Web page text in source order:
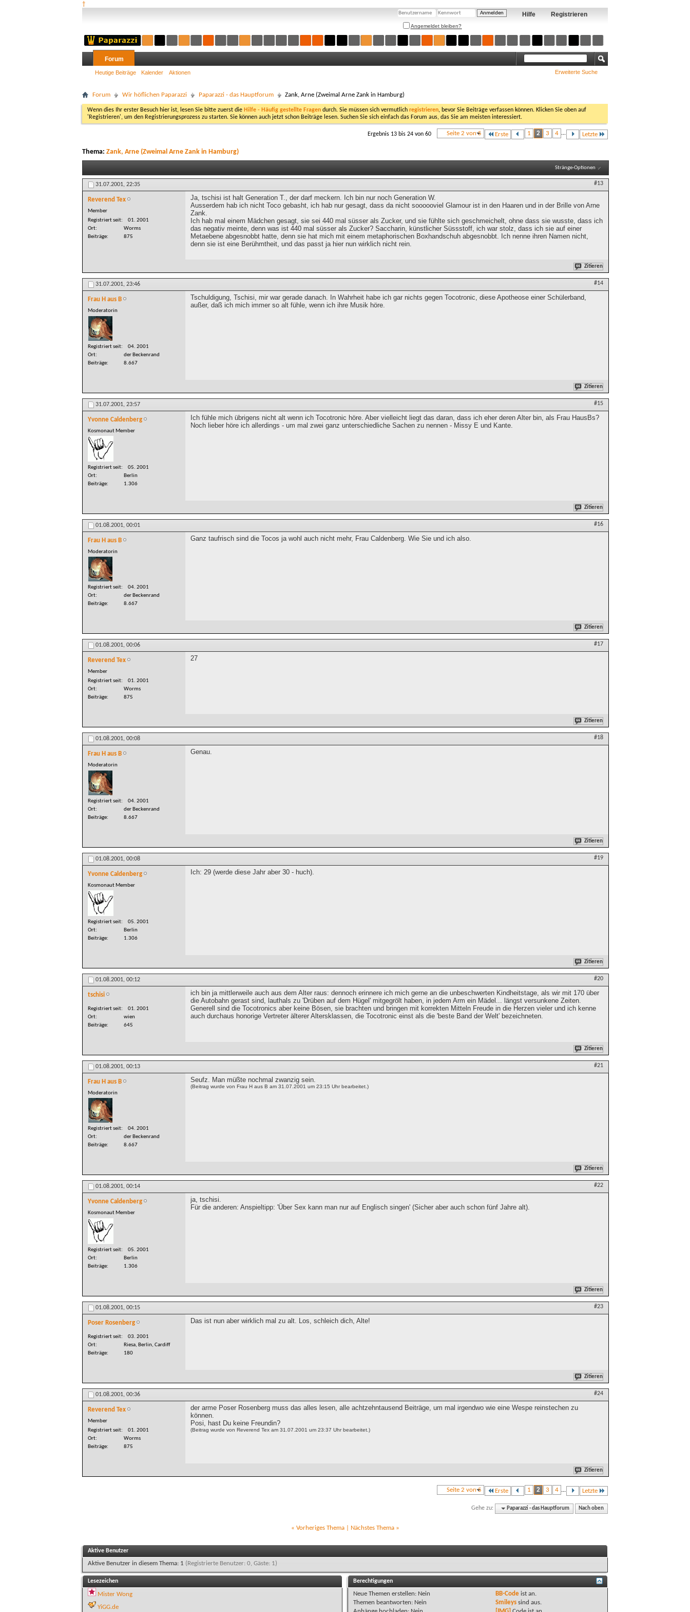
†
Registrieren
Hilfe
Angemeldet bleiben?
Forum
Heutige Beiträge Kalender Aktionen Erweiterte Suche
Forum Wir höflichen Paparazzi Paparazzi - das Hauptforum Zank, Arne (Zweimal Arne Zank in Hamburg)
Wenn dies Ihr erster Besuch hier ist, lesen Sie bitte zuerst die Hilfe - Häufig gestellte Fragen durch. Sie müssen sich vermutlich registrieren, bevor Sie Beiträge verfassen können. Klicken Sie oben auf
'Registrieren', um den Registrierungsprozess zu starten. Sie können auch jetzt schon Beiträge lesen. Suchen Sie sich einfach das Forum aus, das Sie am meisten interessiert.
Seite 2 von 5 Erste 1 2 3 4 ... Letzte
Ergebnis 13 bis 24 von 60
Thema: Zank, Arne (Zweimal Arne Zank in Hamburg)
Stränge-Optionen
31.07.2001, 22:35 #13
Reverend Tex
Member
Registriert seit
01. 2001
Ort
Worms
Beiträge
875
Ja, tschisi ist halt Generation T., der darf meckern. Ich bin nur noch Generation W.
Ausserdem hab ich nicht Toco gebasht, ich hab nur gesagt, dass da nicht soooooviel Glamour ist in den Haaren und in der Brille von Arne
Zank.
Ich hab mal einem Mädchen gesagt, sie sei 440 mal süsser als Zucker, und sie fühlte sich geschmeichelt, ohne dass sie wusste, dass ich
das negativ meinte, denn was ist 440 mal süsser als Zucker? Saccharin, künstlicher Süssstoff, ich war stolz, dass ich sie auf einer
Metaebene abgesnobbt hatte, denn sie hat mich mit einem metaphorischen Boxhandschuh abgesnobbt. Ich nenne ihren Namen nicht,
denn sie ist eine Berühmtheit, und das passt ja hier nun wirklich nicht rein.
Zitieren
31.07.2001, 23:46 #14
Frau H aus B
Moderatorin
Registriert seit
04. 2001
Ort
der Beckenrand
Beiträge
8.667
Tschuldigung, Tschisi, mir war gerade danach. In Wahrheit habe ich gar nichts gegen Tocotronic, diese Apotheose einer Schülerband,
außer, daß ich mich immer so alt fühle, wenn ich ihre Musik höre.
Zitieren
31.07.2001, 23:57 #15
Yvonne Caldenberg
Kosmonaut Member
Registriert seit
05. 2001
Ort
Berlin
Beiträge
1.306
Ich fühle mich übrigens nicht alt wenn ich Tocotronic höre. Aber vielleicht liegt das daran, dass ich eher deren Alter bin, als Frau HausBs?
Noch lieber höre ich allerdings - um mal zwei ganz unterschiedliche Sachen zu nennen - Missy E und Kante.
Zitieren
01.08.2001, 00:01 #16
Frau H aus B
Moderatorin
Registriert seit
04. 2001
Ort
der Beckenrand
Beiträge
8.667
Ganz taufrisch sind die Tocos ja wohl auch nicht mehr, Frau Caldenberg. Wie Sie und ich also.
Zitieren
01.08.2001, 00:06 #17
Reverend Tex
Member
Registriert seit
01. 2001
Ort
Worms
Beiträge
875
27
Zitieren
01.08.2001, 00:08 #18
Frau H aus B
Moderatorin
Registriert seit
04. 2001
Ort
der Beckenrand
Beiträge
8.667
Genau.
Zitieren
01.08.2001, 00:08 #19
Yvonne Caldenberg
Kosmonaut Member
Registriert seit
05. 2001
Ort
Berlin
Beiträge
1.306
Ich: 29 (werde diese Jahr aber 30 - huch).
Zitieren
01.08.2001, 00:12 #20
tschisi
Registriert seit
01. 2001
Ort
wien
Beiträge
645
ich bin ja mittlerweile auch aus dem Alter raus: dennoch erinnere ich mich gerne an die unbeschwerten Kindheitstage, als wir mit 170 über
die Autobahn gerast sind, lauthals zu 'Drüben auf dem Hügel' mitgegrölt haben, in jedem Arm ein Mädel... längst versunkene Zeiten.
Generell sind die Tocotronics aber keine Bösen, sie brachten und bringen mit korrekten Mitteln Freude in die Herzen vieler und ich kenne
auch durchaus honorige Vertreter älterer Altersklassen, die Tocotronic einst als die 'beste Band der Welt' bezeichneten.
Zitieren
01.08.2001, 00:13 #21
Frau H aus B
Moderatorin
Registriert seit
04. 2001
Ort
der Beckenrand
Beiträge
8.667
Seufz. Man müßte nochmal zwanzig sein.
(Beitrag wurde von Frau H aus B am 31.07.2001 um 23:15 Uhr bearbeitet.)
Zitieren
01.08.2001, 00:14 #22
Yvonne Caldenberg
Kosmonaut Member
Registriert seit
05. 2001
Ort
Berlin
Beiträge
1.306
ja, tschisi.
Für die anderen: Anspieltipp: 'Über Sex kann man nur auf Englisch singen' (Sicher aber auch schon fünf Jahre alt).
Zitieren
01.08.2001, 00:15 #23
Poser Rosenberg
Registriert seit
03. 2001
Ort
Riesa, Berlin, Cardiff
Beiträge
180
Das ist nun aber wirklich mal zu alt. Los, schleich dich, Alte!
Zitieren
01.08.2001, 00:36 #24
Reverend Tex
Member
Registriert seit
01. 2001
Ort
Worms
Beiträge
875
der arme Poser Rosenberg muss das alles lesen, alle achtzehntausend Beiträge, um mal irgendwo wie eine Wespe reinstechen zu
können.
Posi, hast Du keine Freundin?
(Beitrag wurde von Reverend Tex am 31.07.2001 um 23:37 Uhr bearbeitet.)
Zitieren
Seite 2 von 5 Erste 1 2 3 4 ... Letzte
Gehe zu: Paparazzi - das Hauptforum Nach oben
« Vorheriges Thema| Nächstes Thema »
Aktive Benutzer
Aktive Benutzer in diesem Thema: 1 (Registrierte Benutzer: 0, Gäste: 1)
Lesezeichen
Mister Wong
YiGG.de
Berechtigungen
Neue Themen erstellen: Nein
Themen beantworten: Nein
BB-Codeist an.
Smileyssind aus.